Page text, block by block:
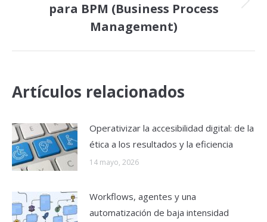
Publicación
siguiente:
para BPM (Business Process
Management)
Artículos relacionados
Operativizar la accesibilidad digital: de la
ética a los resultados y la eficiencia
14 mayo, 2026
Workflows, agentes y una
automatización de baja intensidad